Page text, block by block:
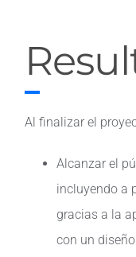
Al finalizar el
Alcanzar el
incluyendo a
gracias a la
con un